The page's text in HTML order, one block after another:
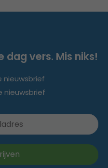
dag vers. Mis niks!
nieuwsbrief
nieuwsbrief